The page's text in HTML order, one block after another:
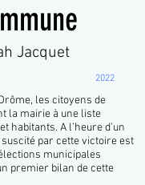
Jacquet
2022
les citoyens de
la mairie à une liste
habitants. A l’heure d’un
par cette victoire est
municipales
premier bilan de cette